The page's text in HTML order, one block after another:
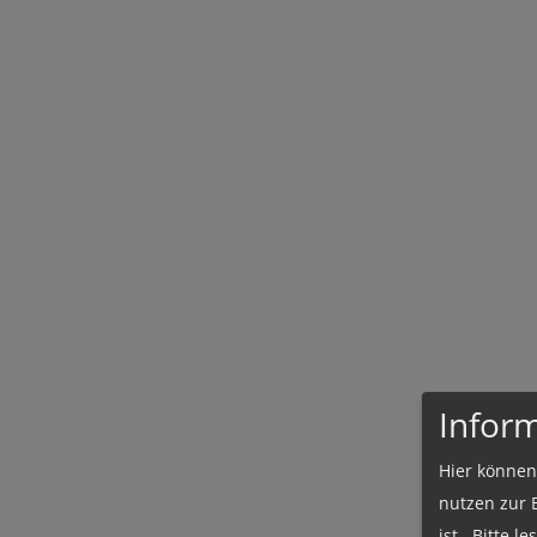
Hier
nutzen zur